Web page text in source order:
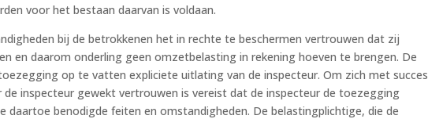
voor het bestaan daarvan is voldaan.
bij de betrokkenen het in rechte te beschermen vertrouwen dat zij
en daarom onderling geen omzetbelasting in rekening hoeven te brengen. De
op te vatten expliciete uitlating van de inspecteur. Om zich met succes
inspecteur gewekt vertrouwen is vereist dat de inspecteur de toezegging
daartoe benodigde feiten en omstandigheden. De belastingplichtige, die de